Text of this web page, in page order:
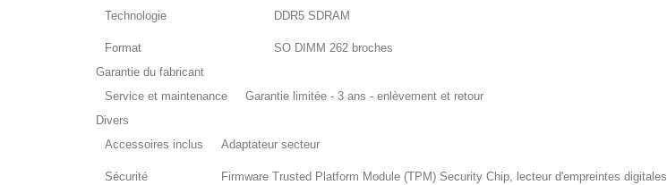
Technologie DDR5 SDRAM
Format
SO DIMM 262 broches
Garantie du fabricant
Service et maintenance
Garantie limitée - 3 ans - enlèvement et retour
Divers
Accessoires inclus
Adaptateur secteur
Sécurité Firmware Trusted Platform Module (TPM) Security Chip, lecteur d'empreintes digitales